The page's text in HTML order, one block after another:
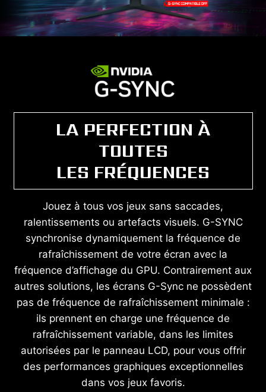
LA PERFECTION À
TOUTES
LES FRÉQUENCES
Jouez à tous vos jeux sans saccades,
ralentissements ou artefacts visuels. G-SYNC
synchronise dynamiquement la fréquence de
rafraîchissement de votre écran avec la
fréquence d’affichage du GPU. Contrairement aux
autres solutions, les écrans G-Sync ne possèdent
pas de fréquence de rafraîchissement minimale :
ils prennent en charge une fréquence de
rafraîchissement variable, dans les limites
autorisées par le panneau LCD, pour vous offrir
des performances graphiques exceptionnelles
dans vos jeux favoris.